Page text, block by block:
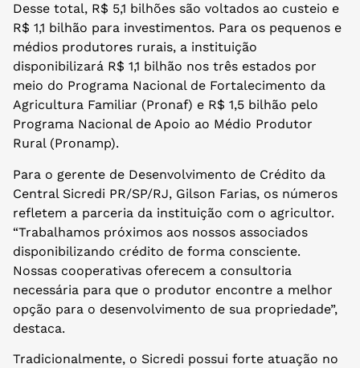
Desse total, R$ 5,1 bilhões são voltados ao custeio e
R$ 1,1 bilhão para investimentos. Para os pequenos e
médios produtores rurais, a instituição
disponibilizará R$ 1,1 bilhão nos três estados por
meio do Programa Nacional de Fortalecimento da
Agricultura Familiar (Pronaf) e R$ 1,5 bilhão pelo
Programa Nacional de Apoio ao Médio Produtor
Rural (Pronamp).
Para o gerente de Desenvolvimento de Crédito da
Central Sicredi PR/SP/RJ, Gilson Farias, os números
refletem a parceria da instituição com o agricultor.
“Trabalhamos próximos aos nossos associados
disponibilizando crédito de forma consciente.
Nossas cooperativas oferecem a consultoria
necessária para que o produtor encontre a melhor
opção para o desenvolvimento de sua propriedade”,
destaca.
Tradicionalmente, o Sicredi possui forte atuação no